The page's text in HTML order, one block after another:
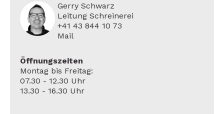
Gerry Schwarz
Leitung Schreinerei
+41 43 844 10 73
Mail
Öffnungszeiten
Montag bis Freitag:
07.30 - 12.30 Uhr
13.30 - 16.30 Uhr